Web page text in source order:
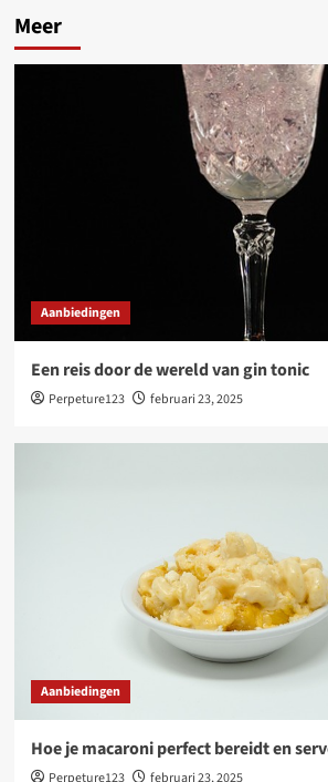
Meer
Aanbiedingen
Een reis door de wereld van gin tonic
Perpeture123 februari 23, 2025
Aanbiedingen
Hoe je macaroni perfect bereidt en